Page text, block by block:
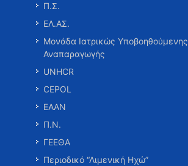
Π.Σ.
ΕΛ.ΑΣ.
Μονάδα Ιατρικώς Υποβοηθούμενης
Αναπαραγωγής
UNHCR
CEPOL
ΕΑΑΝ
Π.Ν.
ΓΕΕΘΑ
Περιοδικό “Λιμενική Ηχώ”